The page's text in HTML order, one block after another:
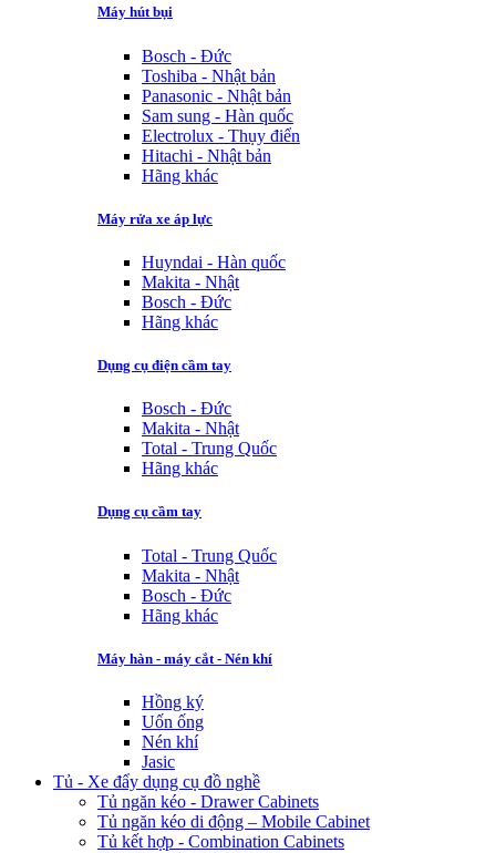
Máy hút bụi
Bosch - Đức
Toshiba - Nhật bản
Panasonic - Nhật bản
Sam sung - Hàn quốc
Electrolux - Thụy điển
Hitachi - Nhật bản
Hãng khác
Máy rửa xe áp lực
Huyndai - Hàn quốc
Makita - Nhật
Bosch - Đức
Hãng khác
Dụng cụ điện cầm tay
Bosch - Đức
Makita - Nhật
Total - Trung Quốc
Hãng khác
Dụng cụ cầm tay
Total - Trung Quốc
Makita - Nhật
Bosch - Đức
Hãng khác
Máy hàn - máy cắt - Nén khí
Hồng ký
Uốn ống
Nén khí
Jasic
Tủ - Xe đẩy dụng cụ đồ nghề
Tủ ngăn kéo - Drawer Cabinets
Tủ ngăn kéo di động – Mobile Cabinet
Tủ kết hợp - Combination Cabinets